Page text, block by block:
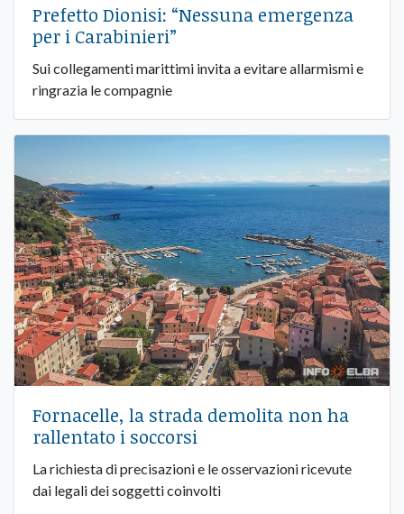
Prefetto Dionisi: “Nessuna emergenza
per i Carabinieri”
Sui collegamenti marittimi invita a evitare allarmismi e
ringrazia le compagnie
Fornacelle, la strada demolita non ha
rallentato i soccorsi
La richiesta di precisazioni e le osservazioni ricevute
dai legali dei soggetti coinvolti